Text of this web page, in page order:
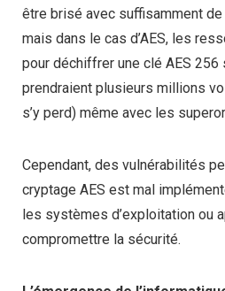
être brisé avec suffisamment
mais dans le cas d’AES, les
pour déchiffrer une clé AES
prendraient plusieurs millions
s’y perd) même avec les
Cependant, des vulnérabilités
cryptage AES est mal
les systèmes d’exploitation ou
compromettre la sécurité.